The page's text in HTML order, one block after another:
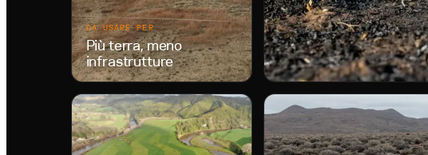
DA USARE PER
Più terra, meno
infrastrutture